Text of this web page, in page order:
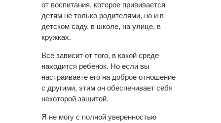
от воспитания, которое прививается
детям не только родителями, но и в
детском саду, в школе, на улице, в
кружках.
Все зависит от того, в какой среде
находится ребенок. Но если вы
настраиваете его на доброе отношение
с другими, этим он обеспечивает себя
некоторой защитой.
Я не могу с полной уверенностью